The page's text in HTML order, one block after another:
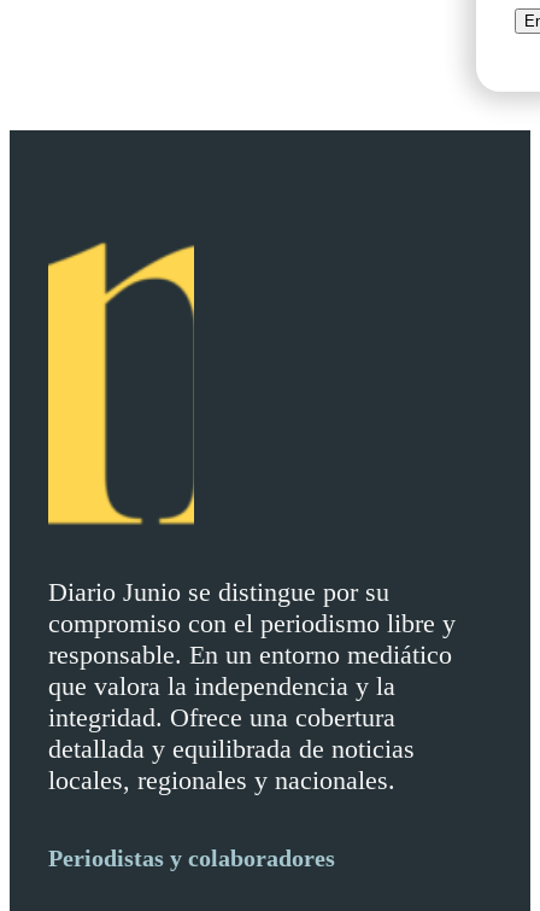
Diario Junio se distingue por su
compromiso con el periodismo libre y
responsable. En un entorno mediático
que valora la independencia y la
integridad. Ofrece una cobertura
detallada y equilibrada de noticias
locales, regionales y nacionales.
Periodistas y colaboradores